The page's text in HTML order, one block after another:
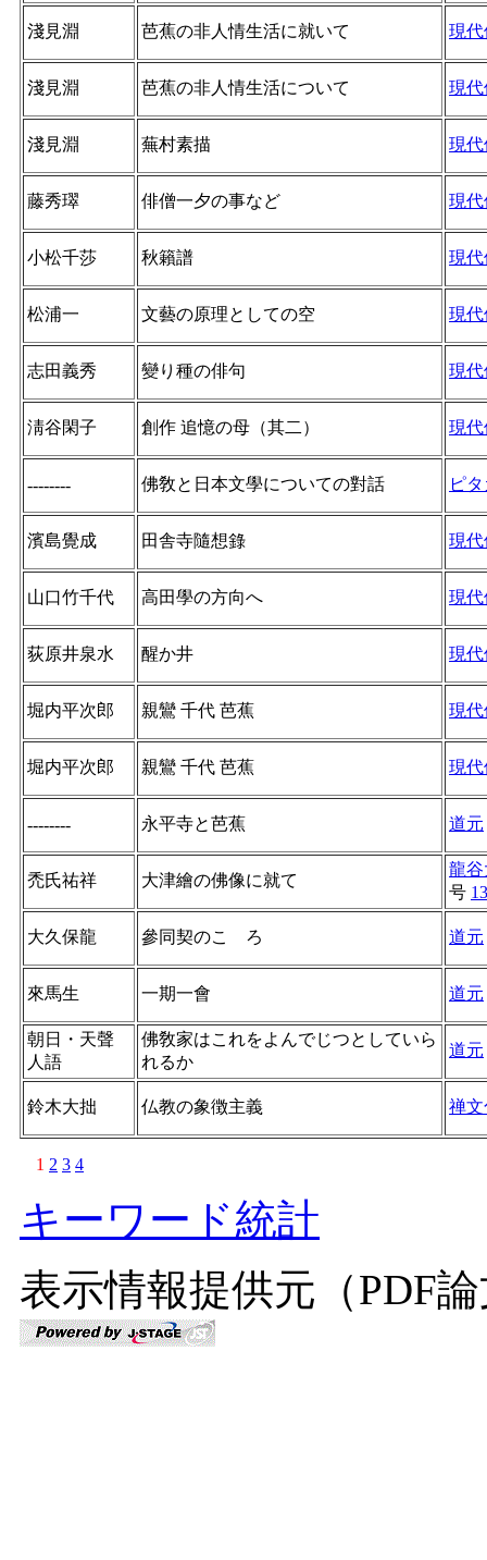
淺見淵 芭蕉の非人情生活に就いて 現
淺見淵 芭蕉の非人情生活について 現
淺見淵 蕪村素描 現
藤秀璻 俳僧一夕の事など 現
小松千莎 秋籟譜 現
松浦一 文藝の原理としての空 現
志田義秀 變り種の俳句 現
淸谷閑子 創作 追憶の母（其二） 現
-------- 佛敎と日本文學についての對話 ピ
濱島覺成 田舎寺隨想錄 現
山口竹千代 高田學の方向へ 現
荻原井泉水 醒か井 現
堀内平次郎 親鸞 千代 芭蕉 現
堀内平次郎 親鸞 千代 芭蕉 現
-------- 永平寺と芭蕉 道元
禿氏祐祥 大津繪の佛像に就て
龍
号
大久保龍 參同契のこゝろ 道元
來馬生 一期一會 道元
朝日・天聲
人語
佛敎家はこれをよんでじつとしていら
れるか
道元
鈴木大拙 仏教の象徴主義 禅文
1 2 3 4
キーワード統計
表示情報提供元（PDF